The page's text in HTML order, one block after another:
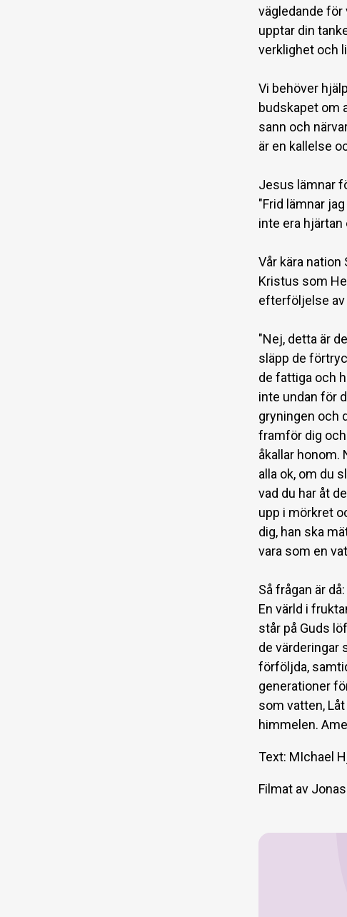
vägledande för
upptar din
verklighet och
Vi behöver
budskapet om
sann och
är en kallelse
Jesus lämnar
"Frid lämnar
inte era
Vår kära
Kristus som
efterföljelse av
"Nej, detta är
släpp de
de fattiga och
inte undan för
gryningen och
framför dig och
åkallar honom.
alla ok, om du
vad du har åt
upp i mörkret
dig, han ska
vara som en
Så frågan är
En värld i
står på Guds
de värderingar
förföljda,
generationer
som vatten,
himmelen.
Text: MIchael
Filmat av